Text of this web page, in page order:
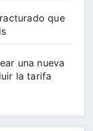
que
una nueva
la tarifa